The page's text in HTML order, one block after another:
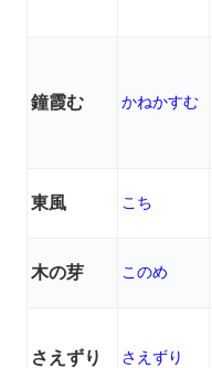
鐘霞む かねかすむ
東風 こち
木の芽 このめ
さえずり さえずり